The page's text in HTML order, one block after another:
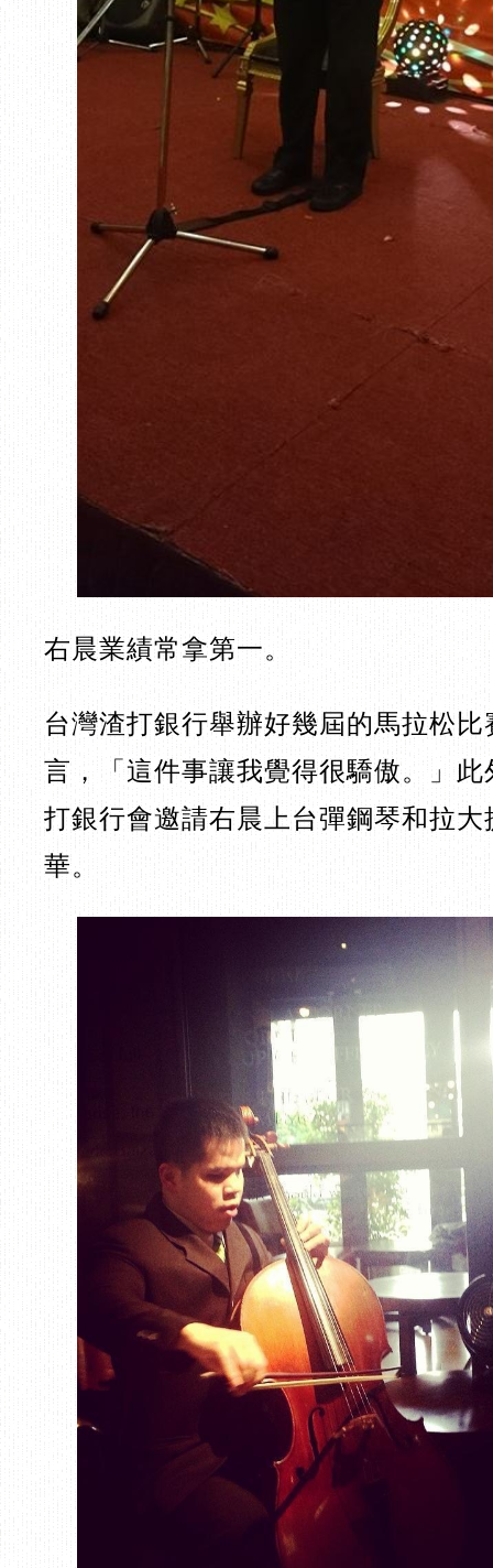
右晨業績常拿第一。
台灣渣打銀行舉辦好幾屆的馬拉松
言，「這件事讓我覺得很驕傲。」
打銀行會邀請右晨上台彈鋼琴和拉
華。